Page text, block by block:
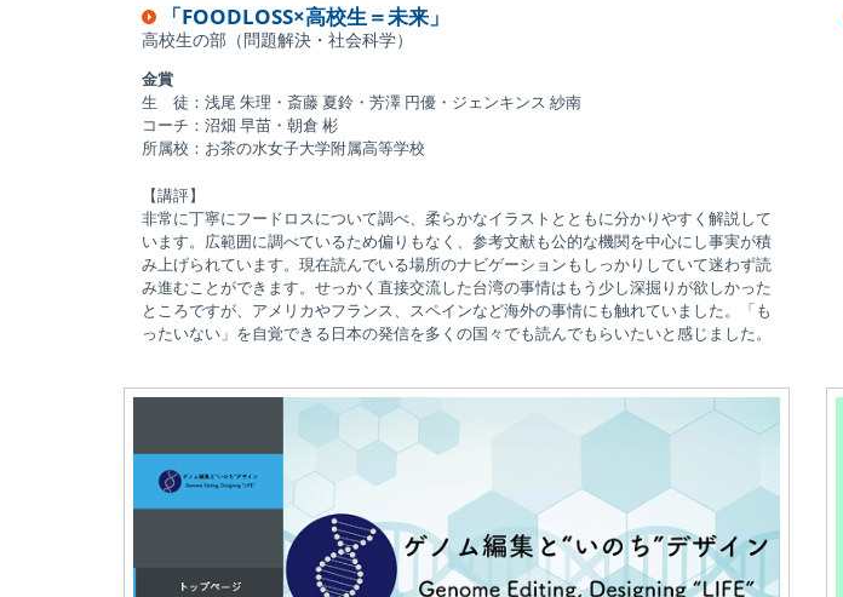
「FOODLOSS×高校生＝未来」
高校生の部（問題解決・社会科学）
金賞
生 徒：浅尾 朱理・斎藤 夏鈴・芳澤 円優・ジェンキンス 紗南
コーチ：沼畑 早苗・朝倉 彬
所属校：お茶の水女子大学附属高等学校
【講評】
非常に丁寧にフードロスについて調べ、柔らかなイラストとともに分かりやすく解説して
います。広範囲に調べているため偏りもなく、参考文献も公的な機関を中心にし事実が積
み上げられています。現在読んでいる場所のナビゲーションもしっかりしていて迷わず読
み進むことができます。せっかく直接交流した台湾の事情はもう少し深掘りが欲しかった
ところですが、アメリカやフランス、スペインなど海外の事情にも触れていました。「も
ったいない」を自覚できる日本の発信を多くの国々でも読んでもらいたいと感じました。